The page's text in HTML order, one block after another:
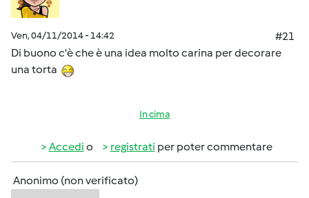
Ven, 04/11/2014 - 14:42
#21
Di buono c'è che è una idea molto carina per decorare
una torta
In cima
Accedi o registrati per poter commentare
Anonimo (non verificato)